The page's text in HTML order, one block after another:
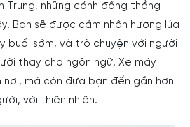
Trung, những cánh đồng thẳng
Bạn sẽ được cảm nhận hương lúa
buổi sớm, và trò chuyện với người
thay cho ngôn ngữ. Xe máy
nơi, mà còn đưa bạn đến gần hơn
với thiên nhiên.